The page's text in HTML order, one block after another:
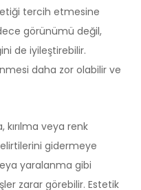
tercih etmesine
görünümü değil,
de iyileştirebilir.
daha zor olabilir ve
kırılma veya renk
gidermeye
yaralanma gibi
zarar görebilir. Estetik